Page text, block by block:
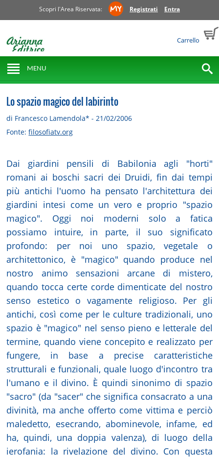
Scopri l'Area Riservata: Registrati Entra
Carrello
MENU
Lo spazio magico del labirinto
di Francesco Lamendola* - 21/02/2006
Fonte:filosofiatv.org
Dai giardini pensili di Babilonia agli "horti"
romani ai boschi sacri dei Druidi, fin dai tempi
più antichi l'uomo ha pensato l'architettura dei
giardini intesi come un vero e proprio "spazio
magico". Oggi noi moderni solo a fatica
possiamo intuire, in parte, il suo significato
profondo: per noi uno spazio, vegetale o
architettonico, è "magico" quando produce nel
nostro animo sensazioni arcane di mistero,
quando tocca certe corde dimenticate del nostro
senso estetico o vagamente religioso. Per gli
antichi, così come per le culture tradizionali, uno
spazio è "magico" nel senso pieno e letterale del
termine, quando viene concepito e realizzato per
fungere, in base a precise caratteristiche
strutturali e funzionali, quale luogo d'incontro tra
l'umano e il divino. È quindi sinonimo di spazio
"sacro" (da "sacer" che significa consacrato a una
divinità, ma anche offerto come vittima e perciò
maledetto, esecrando, abominevole, infame, ed
ha, quindi, una doppia valenza), di luogo della
ierofania: la rivelazione del divino. Con questa